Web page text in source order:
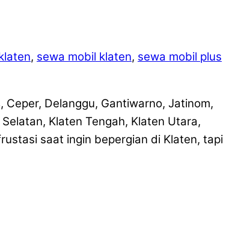
, sewa mobil klaten, sewa mobil plus
Delanggu, Gantiwarno, Jatinom,
Klaten Tengah, Klaten Utara,
saat ingin bepergian di Klaten, tapi